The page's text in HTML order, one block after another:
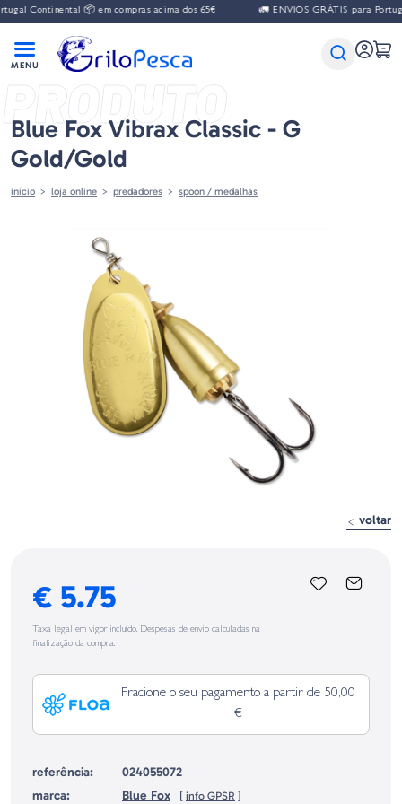
Continental 📦 em compras acima dos 65€ 🚛 ENVIOS GRÁTIS para
PRODUTO
Blue Fox Vibrax Classic - G
Gold/Gold
início loja online predadores spoon / medalhas
voltar
€ 5.75
Taxa legal em vigor incluído. Despesas de envio calculadas na
finalização da compra.
Fracione o seu pagamento a partir de 50,00
€
referência:
024055072
marca:
Blue Fox [ info GPSR ]